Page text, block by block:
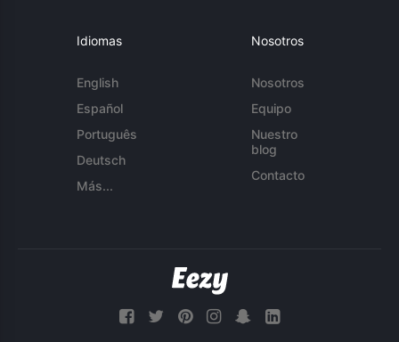
Idiomas
English
Español
Português
Deutsch
Más...
Nosotros
Nosotros
Equipo
Nuestro
blog
Contacto